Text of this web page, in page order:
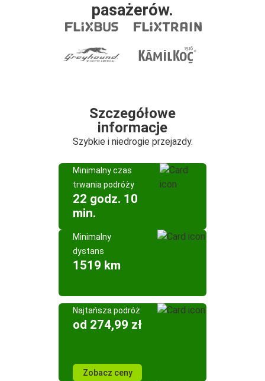
pasażerów.
Szczegółowe
informacje
Szybkie i niedrogie przejazdy.
Minimalny czas
trwania podróży
22 godz. 10
min.
Minimalny
dystans
1519 km
Najtańsza podróż
od 274,99 zł
Zobacz ceny